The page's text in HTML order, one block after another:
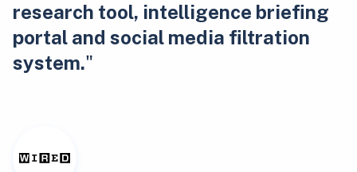
research tool, intelligence briefing
portal and social media filtration
system."